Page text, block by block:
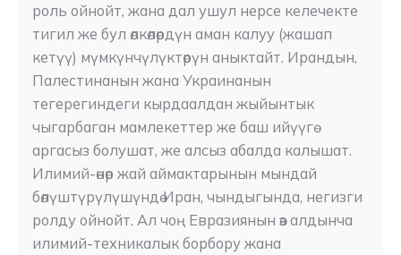
роль ойнойт, жана дал ушул нерсе келечекте
тигил же бул өлкөлөрдүн аман калуу (жашап
кетүү) мүмкүнчүлүктөрүн аныктайт. Ирандын,
Палестинанын жана Украинанын
тегерегиндеги кырдаалдан жыйынтык
чыгарбаган мамлекеттер же баш ийүүгө
аргасыз болушат, же алсыз абалда калышат.
Илимий-өнөр жай аймактарынын мындай
бөлүштүрүлүшүндө Иран, чындыгында, негизги
ролду ойнойт. Ал чоң Евразиянын өз алдынча
илимий-техникалык борбору жана